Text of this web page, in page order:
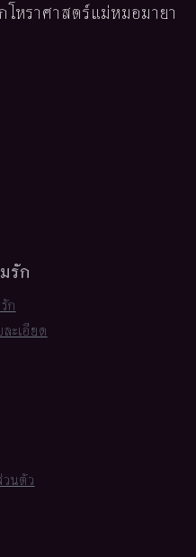
หราศาสตร์แม่หมอมายา
รัก
ก
ะเอียด
วนตัว